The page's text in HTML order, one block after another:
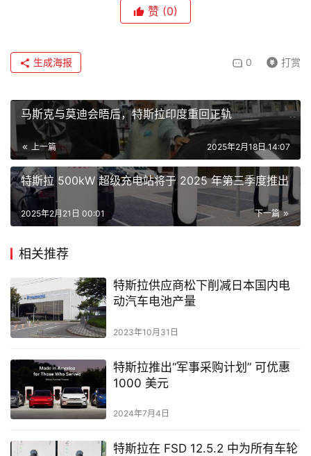
赞 (0)
0 打赏
生成海报
马斯克与莫迪会晤后，特斯拉印度重回正轨
上一篇 2025年2月18日 14:07
特斯拉 500kW 超级充电站将于 2025 年第三季度推出
下一篇
2025年2月21日 00:01
相关推荐
特斯拉供应商松下削减日本国内电
动汽车电池产量
2023年10月31日
特斯拉推出“军事采购计划” 可优惠
1000 美元
2024年7月4日
特斯拉在 FSD 12.5.2 中为所有车轮